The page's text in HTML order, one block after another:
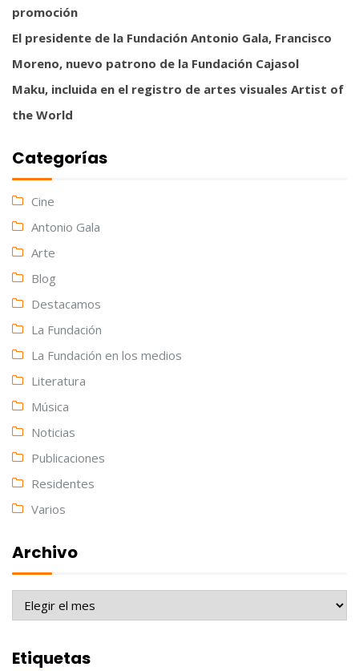
promoción
El presidente de la Fundación Antonio Gala, Francisco
Moreno, nuevo patrono de la Fundación Cajasol
Maku, incluida en el registro de artes visuales Artist of
the World
Categorías
Cine
Antonio Gala
Arte
Blog
Destacamos
La Fundación
La Fundación en los medios
Literatura
Música
Noticias
Publicaciones
Residentes
Varios
Archivo
Archivo
Etiquetas